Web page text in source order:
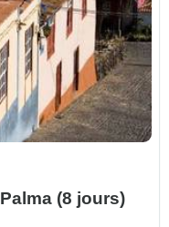
(8 jours)